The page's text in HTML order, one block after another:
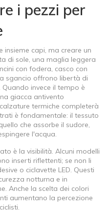
i pezzi per
insieme capi, ma creare un
di sole, una maglia leggera
con fodera, casco con
sgancio offrono libertà di
invece il tempo è
giacca antivento
termiche completerà
è fondamentale: il tessuto
che assorbe il sudore,
l'acqua.
è la visibilità. Alcuni modelli
inserti riflettenti; se non li
o ciclavette LED. Questi
notturna e in
Anche la scelta dei colori
aumentano la percezione